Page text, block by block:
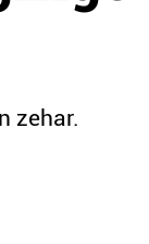
zehar.